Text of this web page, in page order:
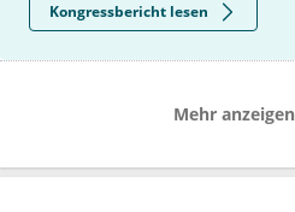
Kongressbericht lesen
Mehr anzeigen